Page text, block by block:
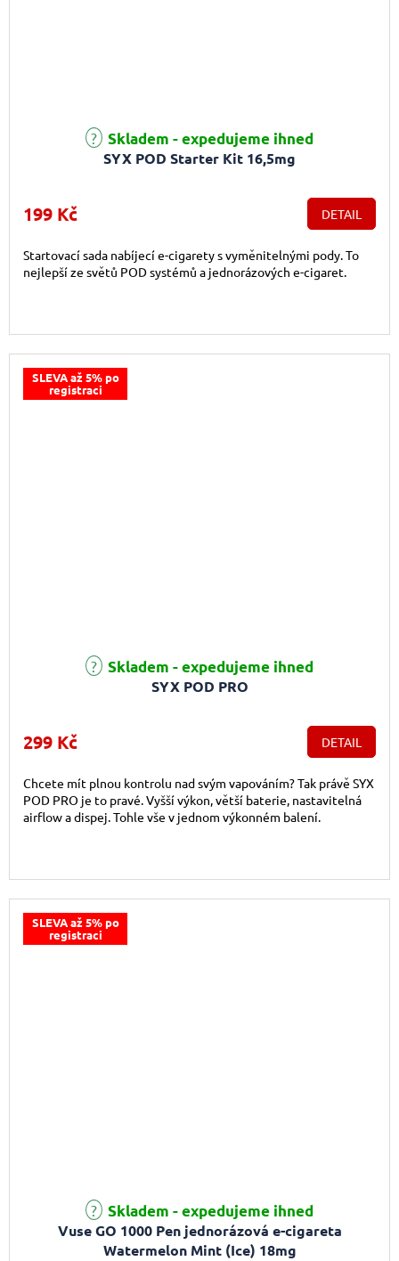
SYX POD Starter Kit 16,5mg
Průměrné hodnocení produktu je 5,0 z 5 hvězdiček.
Skladem - expedujeme ihned
199 Kč DETAIL
Startovací sada nabíjecí e-cigarety s vyměnitelnými pody. To
nejlepší ze světů POD systémů a jednorázových e-cigaret.
SLEVA až 5% po
registraci
SYX POD PRO
Skladem - expedujeme ihned
299 Kč DETAIL
Chcete mít plnou kontrolu nad svým vapováním? Tak právě SYX
POD PRO je to pravé. Vyšší výkon, větší baterie, nastavitelná
airflow a dispej. Tohle vše v jednom výkonném balení.
SLEVA až 5% po
registraci
Vuse GO 1000 Pen jednorázová e-cigareta
Watermelon Mint (Ice) 18mg
Průměrné hodnocení produktu je 4,0 z 5 hvězdiček.
Skladem - expedujeme ihned